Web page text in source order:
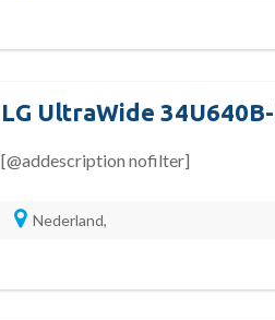
LG UltraWide
[@addescription nofilter]
Nederland,